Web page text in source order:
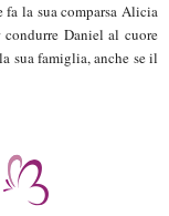
la sua comparsa Alicia
condurre Daniel al cuore
sua famiglia, anche se il